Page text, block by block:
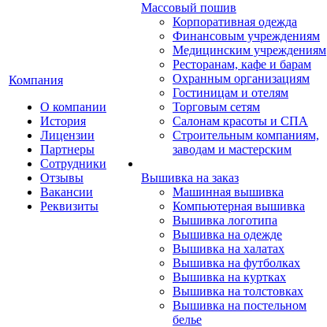
Компания
О компании
История
Лицензии
Партнеры
Сотрудники
Отзывы
Вакансии
Реквизиты
Массовый пошив
Корпоративная одежда
Финансовым учреждениям
Медицинским учреждениям
Ресторанам, кафе и барам
Охранным организациям
Гостиницам и отелям
Торговым сетям
Салонам красоты и СПА
Строительным компаниям,
заводам и мастерским
Вышивка на заказ
Машинная вышивка
Компьютерная вышивка
Вышивка логотипа
Вышивка на одежде
Вышивка на халатах
Вышивка на футболках
Вышивка на куртках
Вышивка на толстовках
Вышивка на постельном
белье